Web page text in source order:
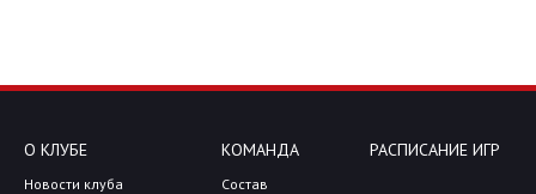
О КЛУБЕ
Новости клуба
КОМАНДА
Состав
РАСПИСАНИЕ ИГР